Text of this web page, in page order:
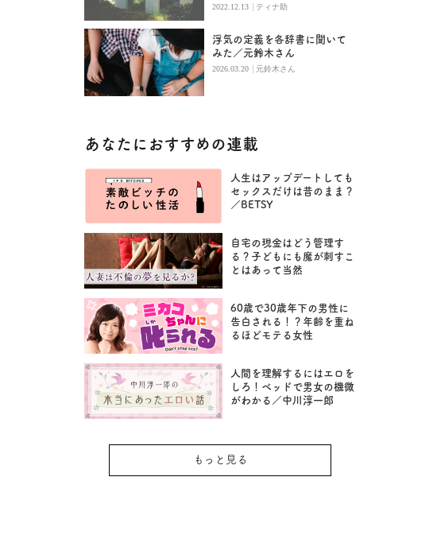
2022.12.13 | ティナ助
浮気の定義を各辞書に聞いて
みた／元鈴木さん
2026.03.20 | 元鈴木さん
あなたにおすすめの連載
人生はアップデートしても
セックスだけは昔のまま？
／BETSY
自宅の現金はどう管理す
る？子どもにも魔が刺すこ
とはあって当然
60歳で30歳年下の男性に
告白される！？年齢を重ね
るほどモテる女性
人間を理解するにはエロを
しろ！ベッドで男女の機微
がわかる／中川淳一郎
もっと見る